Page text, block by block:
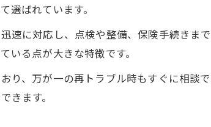
選ばれています。
速に対応し、点検や整備、保険手続きま
いる点が大きな特徴です。
り、万が一の再トラブル時もすぐに相談
きます。